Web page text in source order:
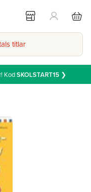
titlar
KodSKOLSTART15❯